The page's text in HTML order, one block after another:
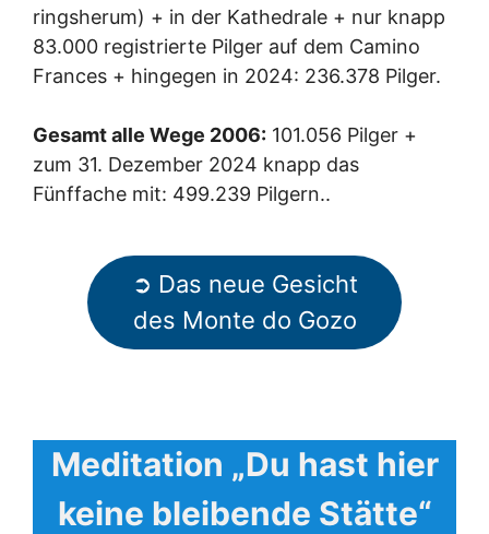
ringsherum) + in der Kathedrale + nur knapp
83.000 registrierte Pilger auf dem Camino
Frances + hingegen in 2024: 236.378 Pilger.
Gesamt alle Wege 2006: 101.056 Pilger +
zum 31. Dezember 2024 knapp das
Fünffache mit: 499.239 Pilgern..
➲ Das neue Gesicht
des Monte do Gozo
Meditation „Du hast hier
keine bleibende Stätte“